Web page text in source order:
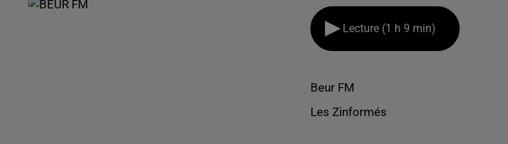
Lecture (1 h 9 min)
Beur FM
Les Zinformés